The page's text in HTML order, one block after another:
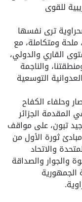
للقوى
ترى نفسها
ملحة ومتكاملة، مع
القاري والدولي،
والناجمة
التوسعية
وحلفاء الكفاح
المقدمة الجزائر
تبون، على مواقف
ثورة الأول من
والاتحاد
والجوار والصداقة
الجمهورية